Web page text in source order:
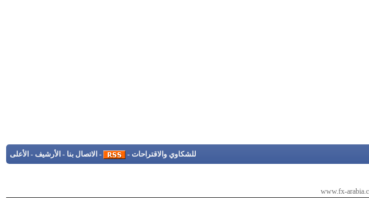
للشكاوي والاقتراحات -
- الاتصال بنا - الأرشيف - الأعلى